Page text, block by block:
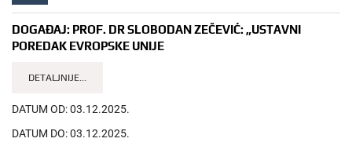
DOGAĐAJ: PROF. DR SLOBODAN ZEČEVIĆ: „USTAVNI
POREDAK EVROPSKE UNIJE
DETALJNIJE...
DATUM OD:03.12.2025.
DATUM DO:03.12.2025.